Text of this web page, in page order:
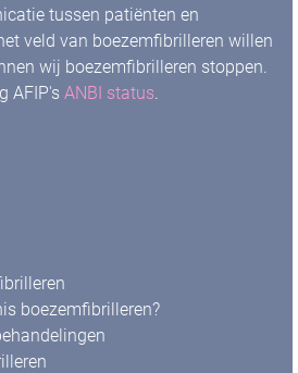
tussen patiënten en
veld van boezemfibrilleren willen
wij boezemfibrilleren stoppen.
AFIP's ANBI status.
boezemfibrilleren?